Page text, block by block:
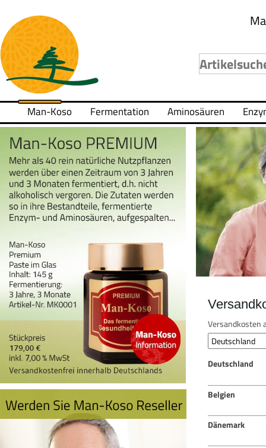
Man-Koso Fermentation Aminosäuren
Versandkosten
Deutschland
Belgien
Dänemark